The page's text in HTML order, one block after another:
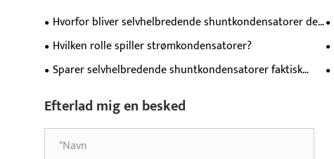
Hvorfor bliver selvhelbredende shuntkondensatorer det
foretrukne valg til moderne strømsystemer?
Hvilken rolle spiller strømkondensatorer?
Sparer selvhelbredende shuntkondensatorer faktisk
Efterlad mig en besked